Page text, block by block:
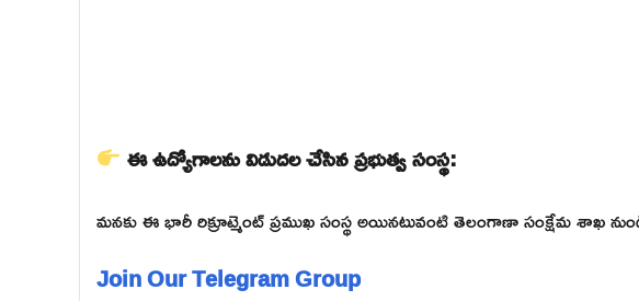
ఈ ఉద్యోగాలను విడుదల చేసిన ప్రభుత్వ సంస్థ:
మనకు ఈ భారీ రిక్రూట్మెంట్ ప్రముఖ సంస్థ అయినటువంటి తెలంగాణా సంక్షేమ శాఖ
Join Our Telegram Group